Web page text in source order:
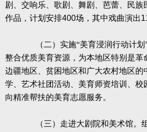
剧、交响乐、歌剧、舞剧、芭蕾、民族
作品，计划安排400场，其中戏曲演出
（二）实施“美育浸润行动计划
整合优质美育资源，为本地区特别是革
边疆地区、贫困地区和广大农村地区的
学、艺术社团活动、美育师资培训、校
向精准帮扶的美育志愿服务。
（三）走进大剧院和美术馆。